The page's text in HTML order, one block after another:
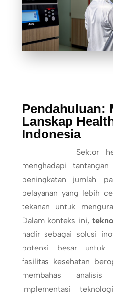
Pendahuluan:
Lanskap
Indonesia
Sektor
menghadapi
peningkatan jumlah
pelayanan yang lebih
tekanan untuk
Dalam konteks ini,
hadir sebagai solusi
potensi besar untuk
fasilitas kesehatan
membahas
implementasi